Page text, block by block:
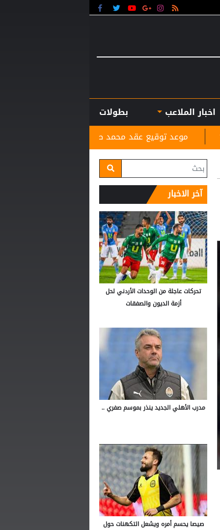
اخبار الملاعب
بطولات
عقد محمد صلاح مع طرابزون
آخر الاخبار
تحركات عاجلة من الوحدات الأردني لحل
أزمة الديون والصفقات
مدرب الأهلي الجديد ينذر بموسم صفري ..
صيصا يحسم أمره ويشعل التكهنات حول